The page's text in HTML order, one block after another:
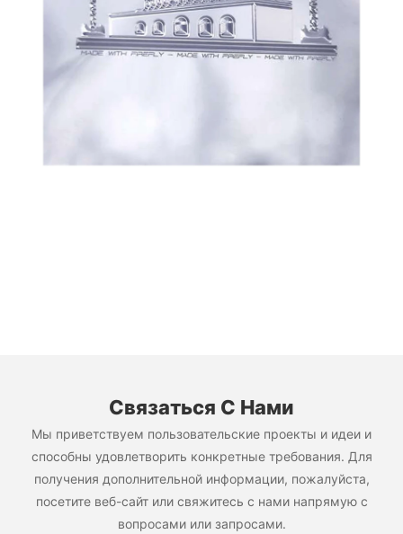
Связаться С Нами
Мы приветствуем пользовательские проекты и идеи и
способны удовлетворить конкретные требования. Для
получения дополнительной информации, пожалуйста,
посетите веб-сайт или свяжитесь с нами напрямую с
вопросами или запросами.